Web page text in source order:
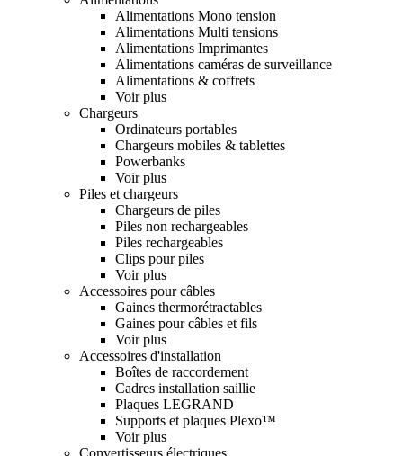
Alimentations Mono tension
Alimentations Multi tensions
Alimentations Imprimantes
Alimentations caméras de surveillance
Alimentations & coffrets
Voir plus
Chargeurs
Ordinateurs portables
Chargeurs mobiles & tablettes
Powerbanks
Voir plus
Piles et chargeurs
Chargeurs de piles
Piles non rechargeables
Piles rechargeables
Clips pour piles
Voir plus
Accessoires pour câbles
Gaines thermorétractables
Gaines pour câbles et fils
Voir plus
Accessoires d'installation
Boîtes de raccordement
Cadres installation saillie
Plaques LEGRAND
Supports et plaques Plexo™
Voir plus
Convertisseurs électriques